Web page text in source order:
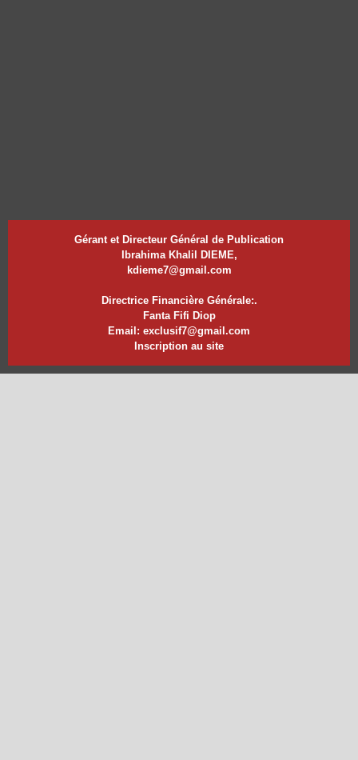
Gérant et Directeur Général de Publication
Ibrahima Khalil DIEME,
kdieme7@gmail.com
Directrice Financière Générale:.
Fanta Fifi Diop
Email: exclusif7@gmail.com
Inscription au site